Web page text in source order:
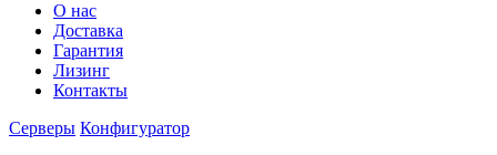
О нас
Доставка
Гарантия
Лизинг
Контакты
Серверы Конфигуратор